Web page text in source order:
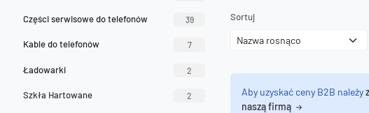
Części serwisowe do telefonów 39
Kable do telefonów 7
Ładowarki 2
Szkła Hartowane 2
Sortuj
Aby uzyskać ceny B2B należy
naszą firmą